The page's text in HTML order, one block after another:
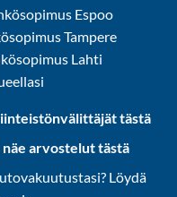
Espoo
Tampere
Lahti
tästä
arvostelut tästä
Löydä